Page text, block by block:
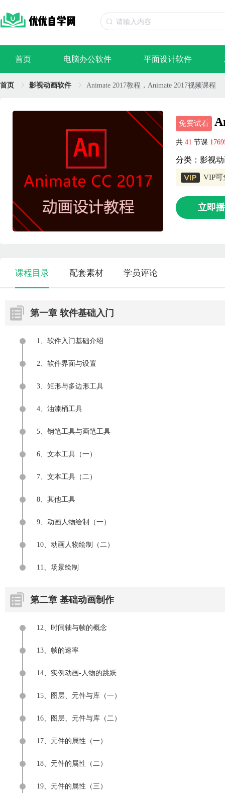
首页 电脑办公软件 平面设计软件
首页 影视动画软件 Animate 2017教程，Animate 2017视频课程
免费试看
共 41 节课
分类：影视
VIP可
立即
课程目录 配套素材 学员评论
第一章 软件基础入门
1、软件入门基础介绍
2、软件界面与设置
3、矩形与多边形工具
4、油漆桶工具
5、钢笔工具与画笔工具
6、文本工具（一）
7、文本工具（二）
8、其他工具
9、动画人物绘制（一）
10、动画人物绘制（二）
11、场景绘制
第二章 基础动画制作
12、时间轴与帧的概念
13、帧的速率
14、实例动画-人物的跳跃
15、图层、元件与库（一）
16、图层、元件与库（二）
17、元件的属性（一）
18、元件的属性（二）
19、元件的属性（三）